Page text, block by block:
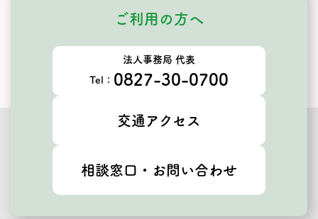
ご利用の方へ
法人事務局 代表
Tel： 0827-30-0700
交通アクセス
相談窓口・お問い合わせ